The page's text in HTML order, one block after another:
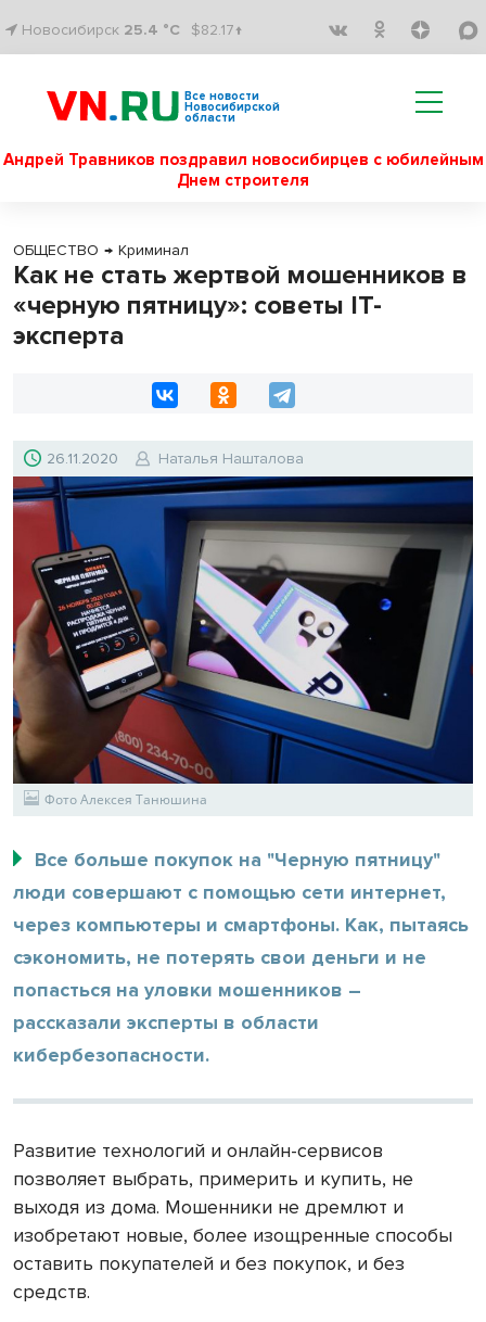
Новосибирск 25.4 °C $82.17↑
Все новости
Новосибирской
области
Андрей Травников поздравил новосибирцев с юбилейным
Днем строителя
ОБЩЕСТВО → Криминал
Как не стать жертвой мошенников в
«черную пятницу»: советы IT-
эксперта
26.11.2020 Наталья Нашталова
Фото Алексея Танюшина
Все больше покупок на "Черную пятницу"
люди совершают с помощью сети интернет,
через компьютеры и смартфоны. Как, пытаясь
сэкономить, не потерять свои деньги и не
попасться на уловки мошенников –
рассказали эксперты в области
кибербезопасности.
Развитие технологий и онлайн-сервисов
позволяет выбрать, примерить и купить, не
выходя из дома. Мошенники не дремлют и
изобретают новые, более изощренные способы
оставить покупателей и без покупок, и без
средств.